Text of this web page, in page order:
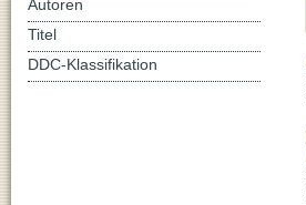
Autoren
Titel
DDC-Klassifikation